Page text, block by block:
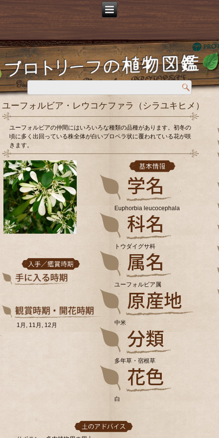
ユーフォルビア・レウコケファラ（シラユキヒメ）
ユーフォルビアの仲間にはいろいろな種類の品種があります。初冬の
頃に多く出回っている株全体が白いプロペラ状に覆われている花が咲
きます。
Euphorbia leucocephala
トウダイグサ科
ユーフォルビア属
中米
多年草・宿根草
白
1月, 11月, 12月